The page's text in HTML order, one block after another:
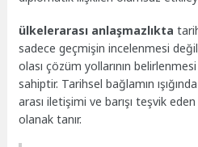
ülkelerarası anlaşmazlıkta
sadece geçmişin incelenmesi
olası çözüm yollarının
sahiptir. Tarihsel bağlamın
arası iletişimi ve barışı teşvik
olanak tanır.